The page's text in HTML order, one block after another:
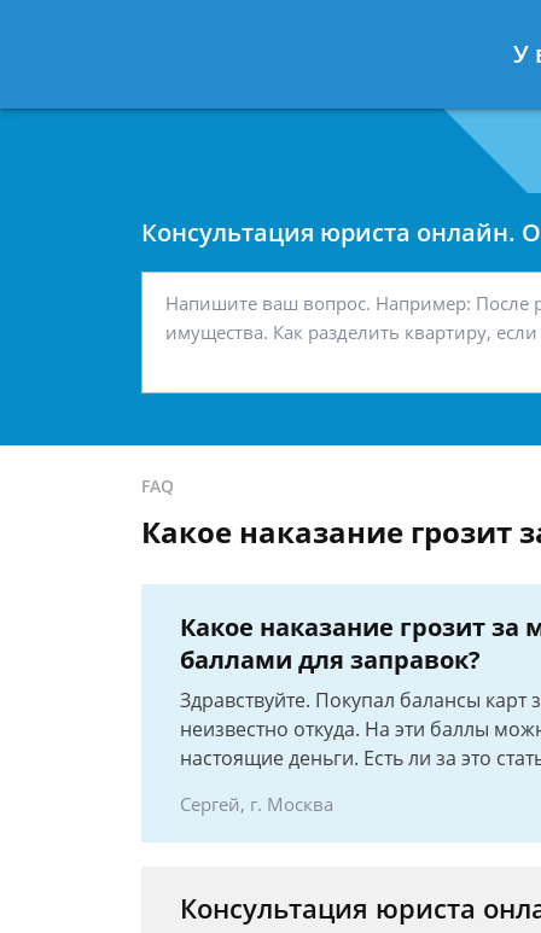
7 812 467-
Консультация юриста онлайн.
FAQ
Какое наказание грозит
Какое наказание грозит
баллами для заправок?
Здравствуйте. Покупал балансы карт
неизвестно откуда. На эти баллы
настоящие деньги. Есть ли за это
Сергей, г. Москва
Консультация юриста
У